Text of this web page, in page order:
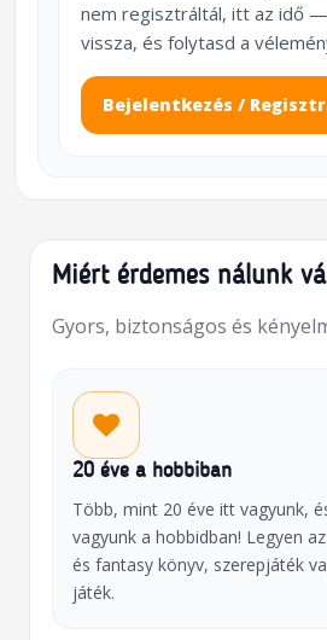
nem regisztráltál, itt az idő
vissza, és folytasd a
Bejelentkezés /
Miért érdemes nálunk
Gyors, biztonságos és
20 éve a hobbiban
Több, mint 20 éve itt vagyunk,
vagyunk a hobbidban! Legyen
és fantasy könyv, szerepjáték
játék.